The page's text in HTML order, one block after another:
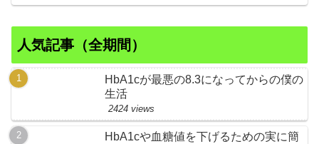
人気記事（全期間）
HbA1cが最悪の8.3になってからの僕の
生活
2424 views
HbA1cや血糖値を下げるための実に簡